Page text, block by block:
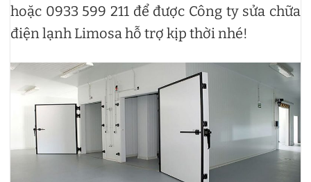
hoặc 0933 599 211 để được Công ty sửa chữa
điện lạnh Limosa hỗ trợ kịp thời nhé!